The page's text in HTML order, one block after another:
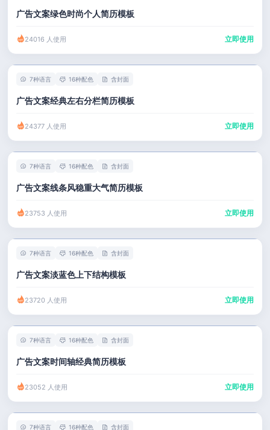
广告文案绿色时尚个人简历模板
24016 人使用 立即使用
7种语言 16种配色 含封面
广告文案经典左右分栏简历模板
24377 人使用 立即使用
7种语言 16种配色 含封面
广告文案线条风稳重大气简历模板
23753 人使用 立即使用
7种语言 16种配色 含封面
广告文案淡蓝色上下结构模板
23720 人使用 立即使用
7种语言 16种配色 含封面
广告文案时间轴经典简历模板
23052 人使用 立即使用
7种语言 16种配色 含封面